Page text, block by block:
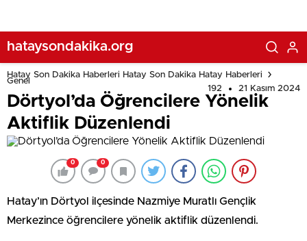
hataysondakika.org
Hatay Son Dakika Haberleri Hatay Son Dakika Hatay Haberleri
Genel
192
21 Kasım 2024
Dörtyol’da Öğrencilere Yönelik
Aktiflik Düzenlendi
0 0
Hatay’ın Dörtyol ilçesinde Nazmiye Muratlı Gençlik
Merkezince öğrencilere yönelik aktiflik düzenlendi.